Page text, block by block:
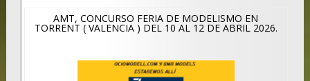
AMT, CONCURSO FERIA DE MODELISMO EN
TORRENT ( VALENCIA ) DEL 10 AL 12 DE ABRIL 2026.